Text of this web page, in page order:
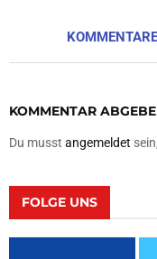
KOMMENTARE
KOMMENTAR
Du musst angemeldet
FOLGE UNS